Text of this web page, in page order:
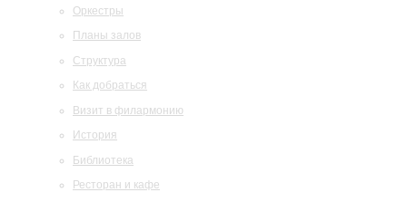
Оркестры
Планы залов
Структура
Как добраться
Визит в филармонию
История
Библиотека
Ресторан и кафе